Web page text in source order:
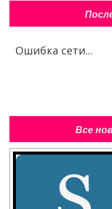
Ошибка сети...
Все